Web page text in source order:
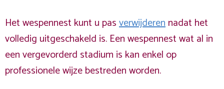
Het wespennest kunt u pasverwijderennadat het
volledig uitgeschakeld is. Een wespennest wat al in
een vergevorderd stadium is kan enkel op
professionele wijze bestreden worden.